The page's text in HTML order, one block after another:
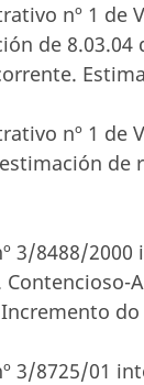
nº 1 de
de
nº 1 de
3/8488/2000
do
3/8725/01